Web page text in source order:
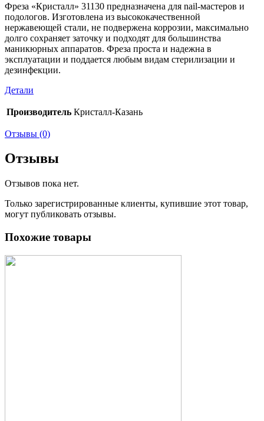
Фреза «Кристалл» 31130 предназначена для nail-мастеров и
подологов. Изготовлена из высококачественной
нержавеющей стали, не подвержена коррозии, максимально
долго сохраняет заточку и подходят для большинства
маникюрных аппаратов. Фреза проста и надежна в
эксплуатации и поддается любым видам стерилизации и
дезинфекции.
Детали
Производитель Кристалл-Казань
Отзывы (0)
Отзывы
Отзывов пока нет.
Только зарегистрированные клиенты, купившие этот товар,
могут публиковать отзывы.
Похожие товары